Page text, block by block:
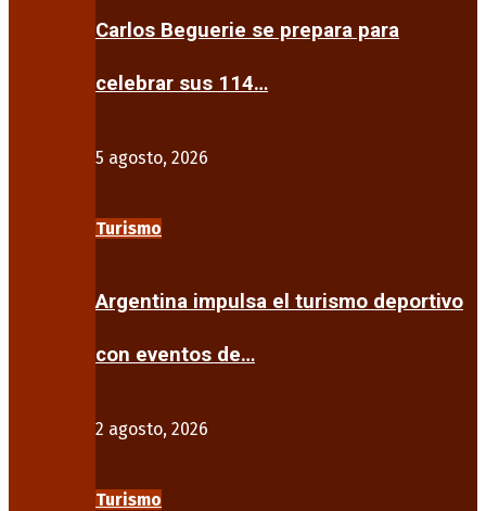
Carlos Beguerie se prepara para
celebrar sus 114…
5 agosto, 2026
Turismo
Argentina impulsa el turismo deportivo
con eventos de…
2 agosto, 2026
Turismo